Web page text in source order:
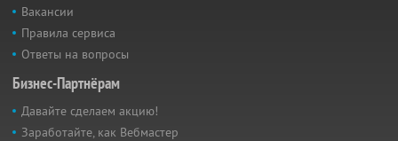
Вакансии
Правила сервиса
Ответы на вопросы
Бизнес-Партнёрам
Давайте сделаем акцию!
Заработайте, как Вебмастер